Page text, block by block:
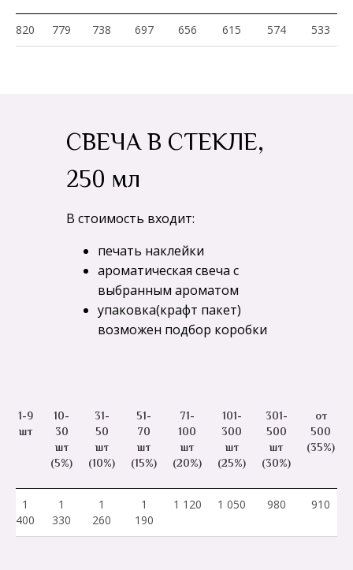
820 779 738 697 656 615 574 533
В стоимость входит:
печать наклейки
ароматическая свеча с
выбранным ароматом
упаковка(крафт пакет)
возможен подбор коробки
СВЕЧА В СТЕКЛЕ,
250 мл
1-9
шт
10-
30
шт
(5%)
31-
50
шт
(10%)
51-
70
шт
(15%)
71-
100
шт
(20%)
101-
300
шт
(25%)
301-
500
шт
(30%)
от
500
(35%)
1
400
1
330
1
260
1
190
1 120 1 050 980 910